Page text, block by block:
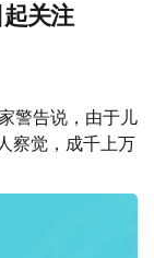
关注
警告说，由于儿
察觉，成千上万